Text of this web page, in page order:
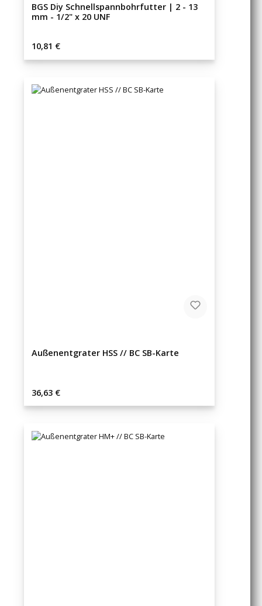
BGS Diy Schnellspannbohrfutter | 2 - 13
mm - 1/2" x 20 UNF
Regulärer Preis:
10,81 €
Außenentgrater HSS // BC SB-Karte
Regulärer Preis:
36,63 €